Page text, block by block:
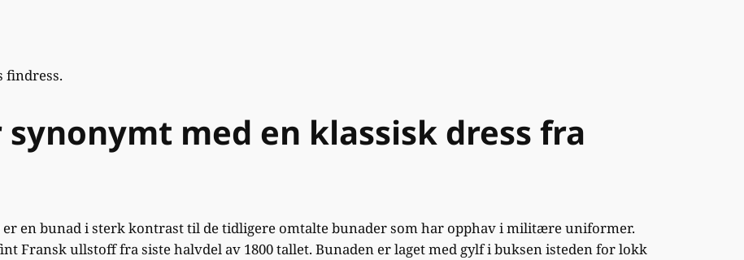
findress.
med en klassisk dress fra
en bunad i sterk kontrast til de tidligere omtalte bunader som har opphav i militære uniformer.
Fransk ullstoff fra siste halvdel av 1800 tallet. Bunaden er laget med gylf i buksen isteden for lokk